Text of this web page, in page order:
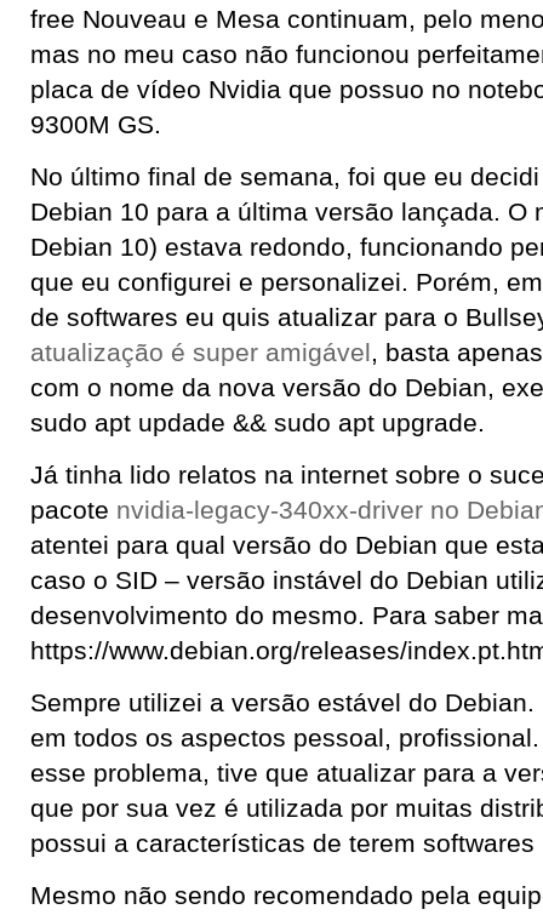
free Nouveau e Mesa continuam, pelo
mas no meu caso não funcionou
placa de vídeo Nvidia que possuo no
9300M GS.
No último final de semana, foi que eu
Debian 10 para a última versão lançada. O
Debian 10) estava redondo, funcionando
que eu configurei e personalizei. Porém,
de softwares eu quis atualizar para o
atualização é super amigável, basta
com o nome da nova versão do Debian,
sudo apt updade && sudo apt upgrade.
Já tinha lido relatos na internet sobre o
pacote nvidia-legacy-340xx-driver no
atentei para qual versão do Debian que
caso o SID – versão instável do Debian
desenvolvimento do mesmo. Para saber
https://www.debian.org/releases/
Sempre utilizei a versão estável do
em todos os aspectos pessoal,
esse problema, tive que atualizar para a
que por sua vez é utilizada por muitas
possui a características de terem
Mesmo não sendo recomendado pela